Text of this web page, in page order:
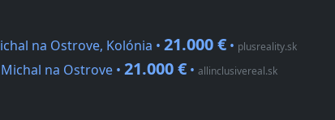
na Ostrove, Kolónia • 21.000 € • plusreality.sk
na Ostrove • 21.000 € • allinclusivereal.sk